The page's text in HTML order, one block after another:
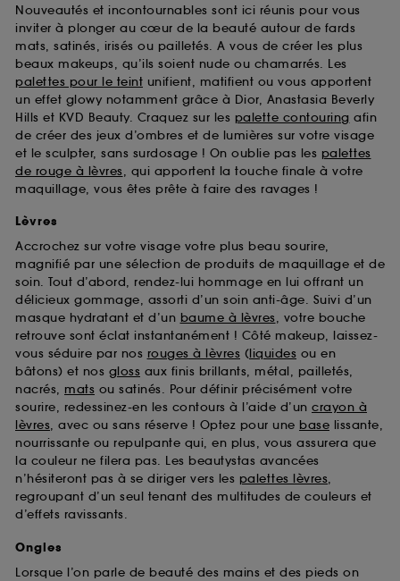
Nouveautés et incontournables sont ici réunis pour vous
inviter à plonger au cœur de la beauté autour de fards
mats, satinés, irisés ou pailletés. A vous de créer les plus
beaux makeups, qu’ils soient nude ou chamarrés. Les
palettes pour le teint unifient, matifient ou vous apportent
un effet glowy notamment grâce à Dior, Anastasia Beverly
Hills et KVD Beauty. Craquez sur les palette contouring afin
de créer des jeux d’ombres et de lumières sur votre visage
et le sculpter, sans surdosage ! On oublie pas les palettes
de rouge à lèvres, qui apportent la touche finale à votre
maquillage, vous êtes prête à faire des ravages !
Lèvres
Accrochez sur votre visage votre plus beau sourire,
magnifié par une sélection de produits de maquillage et de
soin. Tout d’abord, rendez-lui hommage en lui offrant un
délicieux gommage, assorti d’un soin anti-âge. Suivi d’un
masque hydratant et d’un baume à lèvres, votre bouche
retrouve sont éclat instantanément ! Côté makeup, laissez-
vous séduire par nos rouges à lèvres (liquides ou en
bâtons) et nos gloss aux finis brillants, métal, pailletés,
nacrés, mats ou satinés. Pour définir précisément votre
sourire, redessinez-en les contours à l’aide d’un crayon à
lèvres, avec ou sans réserve ! Optez pour une base lissante,
nourrissante ou repulpante qui, en plus, vous assurera que
la couleur ne filera pas. Les beautystas avancées
n’hésiteront pas à se diriger vers les palettes lèvres,
regroupant d’un seul tenant des multitudes de couleurs et
d’effets ravissants.
Ongles
Lorsque l’on parle de beauté des mains et des pieds on